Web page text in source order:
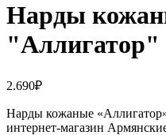
Нарды
2.690₽
Нарды кожаные
интернет-магазин